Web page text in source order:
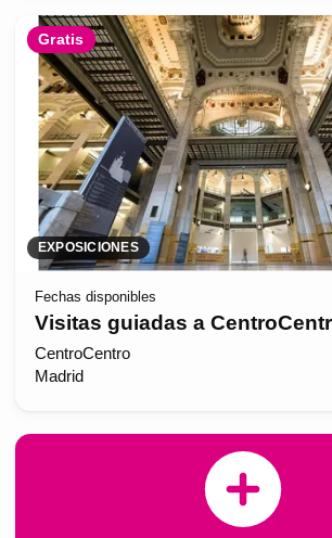
Gratis
EXPOSICIONES
Fechas disponibles
Visitas guiadas a
CentroCentro
Madrid